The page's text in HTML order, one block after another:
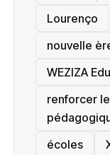
Lourenço
nouvelle
‎WEZIZA
renforcer
écoles